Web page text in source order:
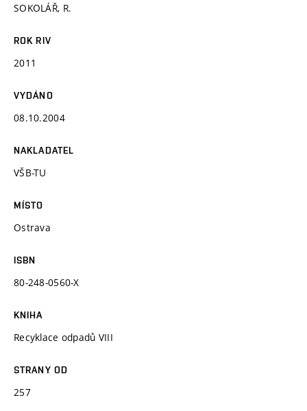
SOKOLÁŘ, R.
ROK RIV
2011
VYDÁNO
08.10.2004
NAKLADATEL
VŠB-TU
MÍSTO
Ostrava
ISBN
80-248-0560-X
KNIHA
Recyklace odpadů VIII
STRANY OD
257